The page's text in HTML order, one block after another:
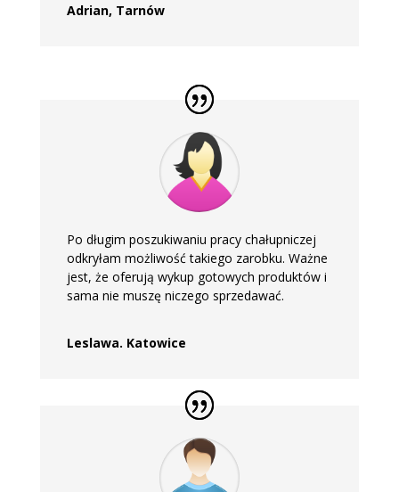
Adrian, Tarnów
Po długim poszukiwaniu pracy chałupniczej
odkryłam możliwość takiego zarobku. Ważne
jest, że oferują wykup gotowych produktów i
sama nie muszę niczego sprzedawać.
Leslawa. Katowice